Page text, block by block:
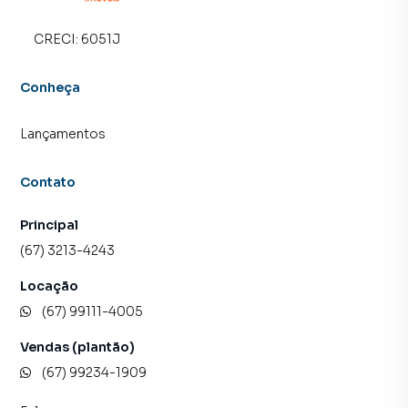
CRECI: 6051J
Conheça
Lançamentos
Contato
Principal
(67) 3213-4243
Locação
(67) 99111-4005
Vendas (plantão)
(67) 99234-1909